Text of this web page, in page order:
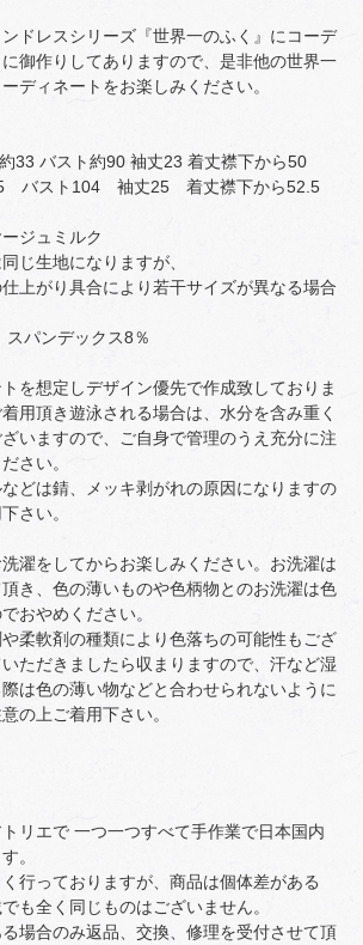
ドレスシリーズ『世界一のふく』にコーデ
御作りしてありますので、是非他の世界一
ディネートをお楽しみください。
33 バスト約90 袖丈23 着丈襟下から50
バスト104 袖丈25 着丈襟下から52.5
ジュミルク
じ生地になりますが、
上がり具合により若干サイズが異なる場合
パンデックス8％
を想定しデザイン優先で作成致しておりま
用頂き遊泳される場合は、水分を含み重く
いますので、ご自身で管理のうえ充分に注
さい。
どは錆、メッキ剥がれの原因になりますの
さい。
濯をしてからお楽しみください。お洗濯は
き、色の薄いものや色柄物とのお洗濯は色
おやめください。
柔軟剤の種類により色落ちの可能性もござ
ただきましたら収まりますので、汗など湿
は色の薄い物などと合わせられないように
の上ご着用下さい。
リエで 一つ一つすべて手作業で日本国内
。
行っておりますが、商品は個体差がある
も全く同じものはございません。
場合のみ返品、交換、修理を受付させて頂